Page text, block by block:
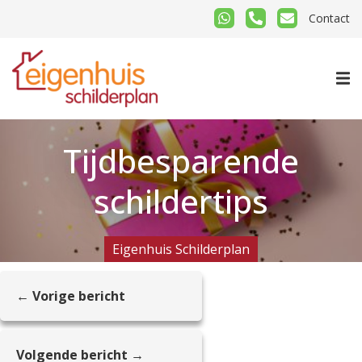
Contact
Tijdbesparende
schildertips
Eigenhuis Schilderplan
← Vorige bericht
Volgende bericht →